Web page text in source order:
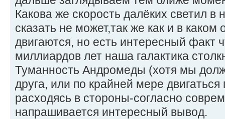
Какова же скорость далёких светил
сказать не может,так же как и в каком
двигаются, но есть интересный факт
миллиардов лет наша галактика
Туманность Андромеды (хотя мы
друга, или по крайней мере
расходясь в стороны-согласно
напрашивается интересный вывод.